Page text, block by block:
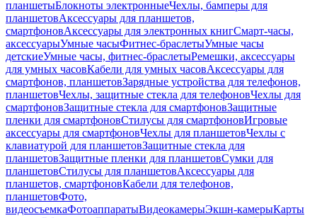
планшетыБлокноты электронныеЧехлы, бамперы для
планшетовАксессуары для планшетов,
смартфоновАксессуары для электронных книгСмарт-часы,
аксессуарыУмные часыФитнес-браслетыУмные часы
детскиеУмные часы, фитнес-браслетыРемешки, аксессуары
для умных часовКабели для умных часовАксессуары для
смартфонов, планшетовЗарядные устройства для телефонов,
планшетовЧехлы, защитные стекла для телефоновЧехлы для
смартфоновЗащитные стекла для смартфоновЗащитные
пленки для смартфоновСтилусы для смартфоновИгровые
аксессуары для смартфоновЧехлы для планшетовЧехлы с
клавиатурой для планшетовЗащитные стекла для
планшетовЗащитные пленки для планшетовСумки для
планшетовСтилусы для планшетовАксессуары для
планшетов, смартфоновКабели для телефонов,
планшетовФото,
видеосъемкаФотоаппаратыВидеокамерыЭкшн-камерыКарты